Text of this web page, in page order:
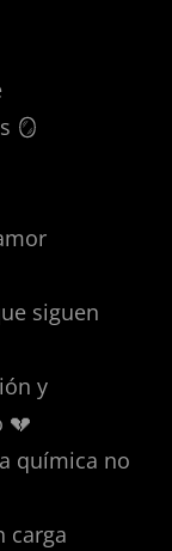
🪞
siguen
y
💔
química no
carga